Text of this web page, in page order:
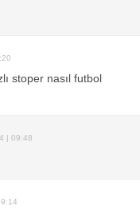
stoper nasıl futbol
| 09:48